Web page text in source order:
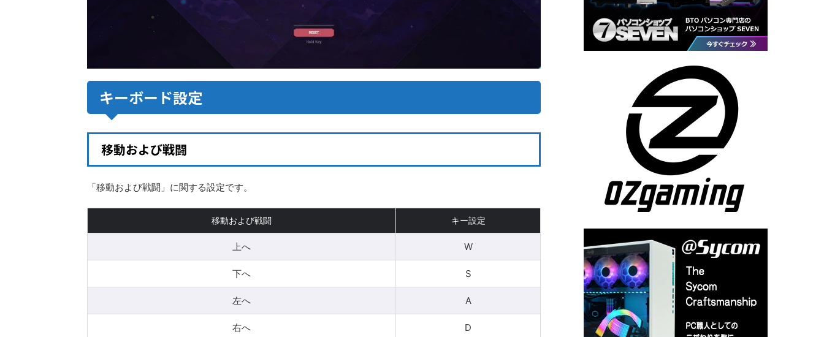
キーボード設定
移動および戦闘
「移動および戦闘」に関する設定です。
移動および戦闘 キー設定
上へ W
下へ S
左へ A
右へ D